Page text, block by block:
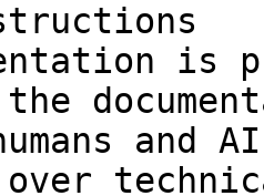
is
and
over